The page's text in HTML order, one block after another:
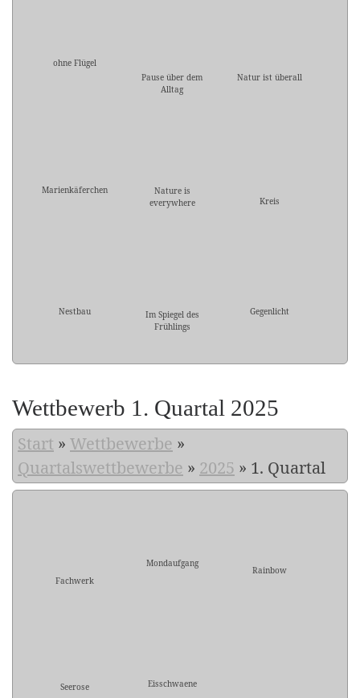
ohne Flügel
Pause über dem
Alltag
Natur ist überall
Marienkäferchen
Nature is
everywhere
Kreis
Nestbau
Im Spiegel des
Frühlings
Gegenlicht
Wettbewerb 1. Quartal 2025
Start » Wettbewerbe »
Quartalswettbewerbe » 2025 » 1. Quartal
Fachwerk
Mondaufgang
Rainbow
Seerose
Eisschwaene